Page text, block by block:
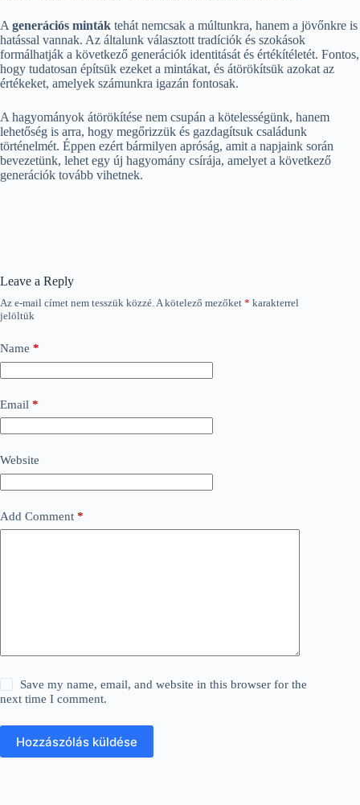
A generációs minták tehát nemcsak a múltunkra, hanem a jövőnkre is
hatással vannak. Az általunk választott tradíciók és szokások
formálhatják a következő generációk identitását és értékítéletét. Fontos,
hogy tudatosan építsük ezeket a mintákat, és átörökítsük azokat az
értékeket, amelyek számunkra igazán fontosak.
A hagyományok átörökítése nem csupán a kötelességünk, hanem
lehetőség is arra, hogy megőrizzük és gazdagítsuk családunk
történelmét. Éppen ezért bármilyen apróság, amit a napjaink során
bevezetünk, lehet egy új hagyomány csírája, amelyet a következő
generációk tovább vihetnek.
Leave a Reply
Az e-mail címet nem tesszük közzé.A kötelező mezőket * karakterrel
jelöltük
Name *
Email *
Website
Add Comment *
Save my name, email, and website in this browser for the
next time I comment.
Hozzászólás küldése